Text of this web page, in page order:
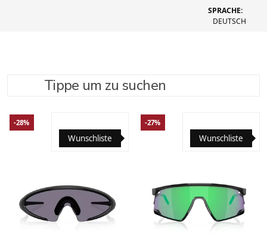
SPRACHE:
DEUTSCH
Tippe um zu suchen
SUCHE VERFEINERN EMPFOHLEN
Wunschliste
-28%
Wunschliste
-27%